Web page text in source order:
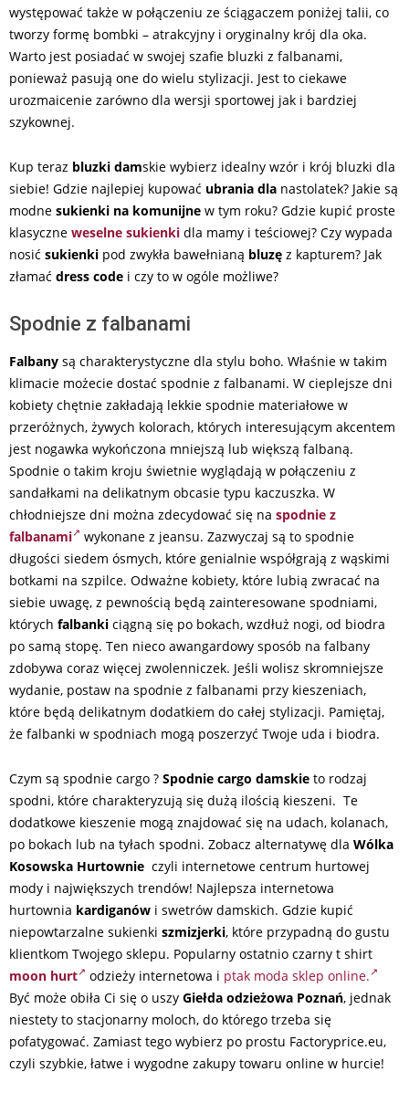
występować także w połączeniu ze ściągaczem poniżej talii, co
tworzy formę bombki – atrakcyjny i oryginalny krój dla oka.
Warto jest posiadać w swojej szafie bluzki z falbanami,
ponieważ pasują one do wielu stylizacji. Jest to ciekawe
urozmaicenie zarówno dla wersji sportowej jak i bardziej
szykownej.
Kup teraz bluzki damskie wybierz idealny wzór i krój bluzki dla
siebie! Gdzie najlepiej kupować ubrania dla nastolatek? Jakie są
modne sukienki na komunijne w tym roku? Gdzie kupić proste
klasyczne weselne sukienki dla mamy i teściowej? Czy wypada
nosić sukienki pod zwykła bawełnianą bluzę z kapturem? Jak
złamać dress code i czy to w ogóle możliwe?
Spodnie z falbanami
Falbany są charakterystyczne dla stylu boho. Właśnie w takim
klimacie możecie dostać spodnie z falbanami. W cieplejsze dni
kobiety chętnie zakładają lekkie spodnie materiałowe w
przeróżnych, żywych kolorach, których interesującym akcentem
jest nogawka wykończona mniejszą lub większą falbaną.
Spodnie o takim kroju świetnie wyglądają w połączeniu z
sandałkami na delikatnym obcasie typu kaczuszka. W
chłodniejsze dni można zdecydować się na spodnie z
falbanami
wykonane z jeansu. Zazwyczaj są to spodnie
długości siedem ósmych, które genialnie współgrają z wąskimi
botkami na szpilce. Odważne kobiety, które lubią zwracać na
siebie uwagę, z pewnością będą zainteresowane spodniami,
których falbanki ciągną się po bokach, wzdłuż nogi, od biodra
po samą stopę. Ten nieco awangardowy sposób na falbany
zdobywa coraz więcej zwolenniczek. Jeśli wolisz skromniejsze
wydanie, postaw na spodnie z falbanami przy kieszeniach,
które będą delikatnym dodatkiem do całej stylizacji. Pamiętaj,
że falbanki w spodniach mogą poszerzyć Twoje uda i biodra.
Czym są spodnie cargo ? Spodnie cargo damskie to rodzaj
spodni, które charakteryzują się dużą ilością kieszeni. Te
dodatkowe kieszenie mogą znajdować się na udach, kolanach,
po bokach lub na tyłach spodni. Zobacz alternatywę dla Wólka
Kosowska Hurtownie czyli internetowe centrum hurtowej
mody i największych trendów! Najlepsza internetowa
hurtownia kardiganów i swetrów damskich. Gdzie kupić
niepowtarzalne sukienki szmizjerki, które przypadną do gustu
klientkom Twojego sklepu. Popularny ostatnio czarny t shirt
moon hurt
odzieży internetowa i ptak moda sklep online.
Być może obiła Ci się o uszy Giełda odzieżowa Poznań, jednak
niestety to stacjonarny moloch, do którego trzeba się
pofatygować. Zamiast tego wybierz po prostu Factoryprice.eu,
czyli szybkie, łatwe i wygodne zakupy towaru online w hurcie!